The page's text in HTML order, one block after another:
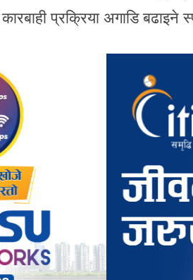
प्रक्रिया अगाडि बढाइने